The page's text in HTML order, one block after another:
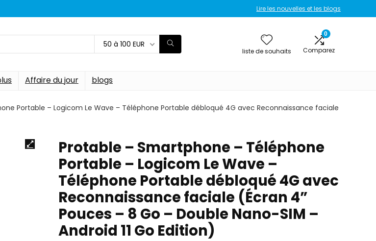
Lire les nouvelles et les blogs
50 à 100 EUR
liste de souhaits
0
Comparez
Affaire du jour blogs
Portable – Logicom Le Wave – Téléphone Portable débloqué 4G avec Reconnaissance faciale
Protable – Smartphone – Téléphone
Portable – Logicom Le Wave –
Téléphone Portable débloqué 4G avec
Reconnaissance faciale (Écran 4”
Pouces – 8 Go – Double Nano-SIM –
Android 11 Go Edition)